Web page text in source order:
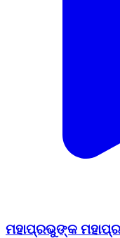
ମହାପ୍ରଭୁଙ୍କ